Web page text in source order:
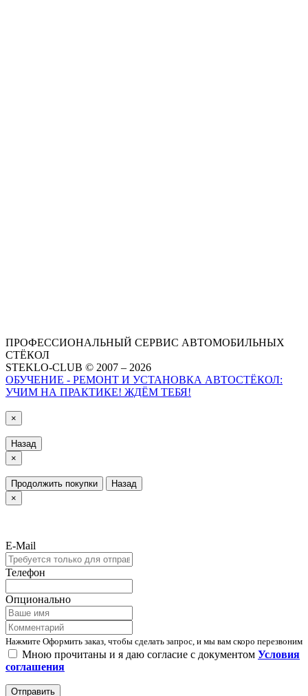
ПРОФЕССИОНАЛЬНЫЙ СЕРВИС АВТОМОБИЛЬНЫХ
СТЁКОЛ
STEKLO-CLUB © 2007 – 2026
ОБУЧЕНИЕ - РЕМОНТ И УСТАНОВКА АВТОСТЁКОЛ:
УЧИМ НА ПРАКТИКЕ! ЖДЁМ ТЕБЯ!
×
Назад
×
Продолжить покупки
Назад
×
E-Mail
Телефон
Опционально
Нажмите Оформить заказ, чтобы сделать запрос, и мы вам скоро перезвоним
Мною прочитаны и я даю согласие с документом Условия
соглашения
Отправить